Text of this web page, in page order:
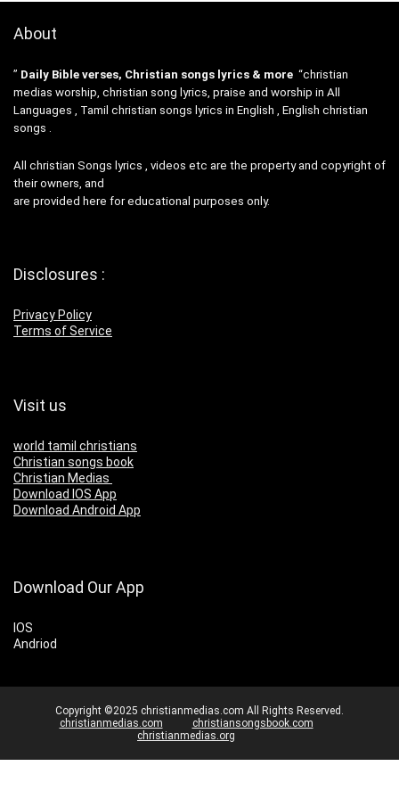
About
” Daily Bible verses, Christian songs lyrics & more “christian
medias worship, christian song lyrics, praise and worship in All
Languages , Tamil christian songs lyrics in English , English christian
songs .
All christian Songs lyrics , videos etc are the property and copyright of
their owners, and
are provided here for educational purposes only.
Disclosures :
Privacy Policy
Terms of Service
Visit us
world tamil christians
Christian songs book
Christian Medias
Download IOS App
Download Android App
Download Our App
IOS
Andriod
Copyright ©2025 christianmedias.com All Rights Reserved.
christianmedias.com
christiansongsbook.com
christianmedias.org